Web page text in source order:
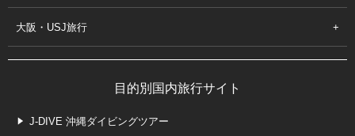
大阪・USJ旅行
目的別国内旅行サイト
J-DIVE 沖縄ダイビングツアー